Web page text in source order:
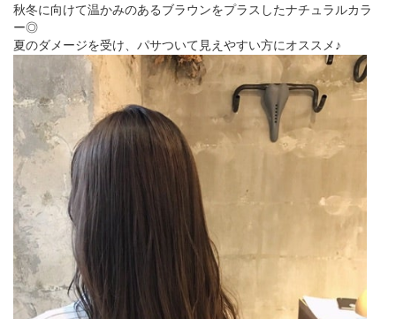
秋冬に向けて温かみのあるブラウンをプラスしたナチュラルカラ
ー◎
夏のダメージを受け、パサついて見えやすい方にオススメ♪